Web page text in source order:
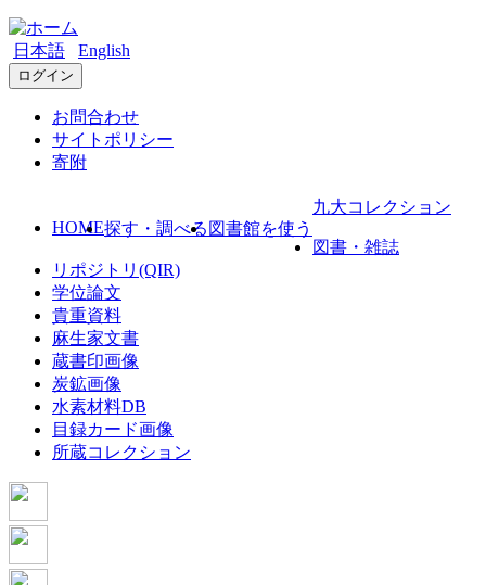
日本語 English
ログイン
お問合わせ
サイトポリシー
寄附
HOME探す・調べる 図書館を使う
九大コレクション
図書・雑誌
リポジトリ(QIR)
学位論文
貴重資料
麻生家文書
蔵書印画像
炭鉱画像
水素材料DB
目録カード画像
所蔵コレクション